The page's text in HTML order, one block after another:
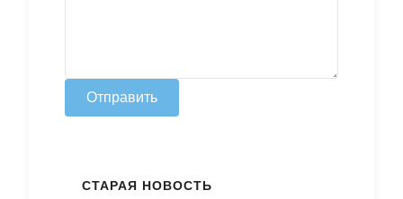
Отправить
СТАРАЯ НОВОСТЬ